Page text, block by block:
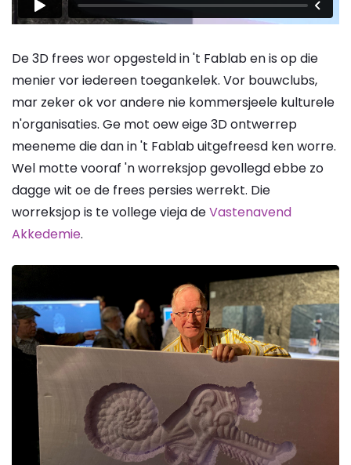
De 3D frees wor opgesteld in 't Fablab en is op die
menier vor iedereen toegankelek. Vor bouwclubs,
mar zeker ok vor andere nie kommersjeele kulturele
n'organisaties. Ge mot oew eige 3D ontwerrep
meeneme die dan in 't Fablab uitgefreesd ken worre.
Wel motte vooraf 'n worreksjop gevollegd ebbe zo
dagge wit oe de frees persies werrekt. Die
worreksjop is te vollege vieja deVastenavend
Akkedemie.